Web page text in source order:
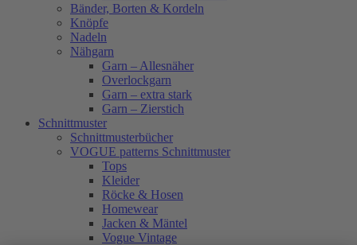
Bänder, Borten & Kordeln
Knöpfe
Nadeln
Nähgarn
Garn – Allesnäher
Overlockgarn
Garn – extra stark
Garn – Zierstich
Schnittmuster
Schnittmusterbücher
VOGUE patterns Schnittmuster
Tops
Kleider
Röcke & Hosen
Homewear
Jacken & Mäntel
Vogue Vintage